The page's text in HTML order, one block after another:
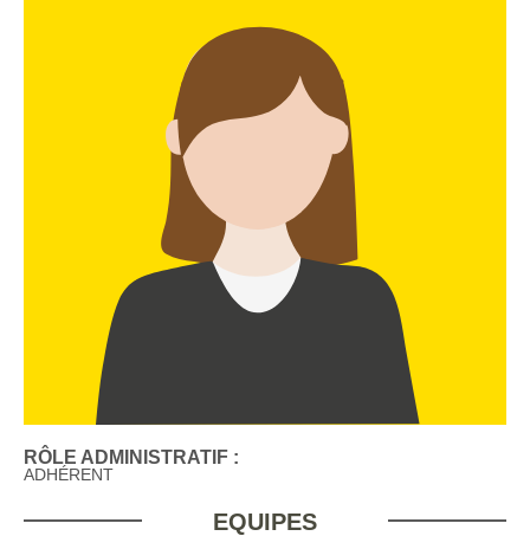
RÔLE ADMINISTRATIF :
ADHÉRENT
EQUIPES